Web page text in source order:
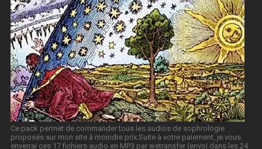
Ce pack permet de commander tous les audios de sophrologie
proposés sur mon site à moindre prix.Suite à votre paiement, je vous
enverrai ces 17 fichiers audio en MP3 par wetransfer (envoi dans les 24